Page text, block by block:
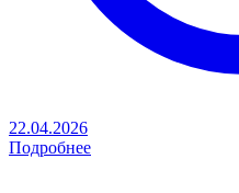
22.04.2026
Подробнее